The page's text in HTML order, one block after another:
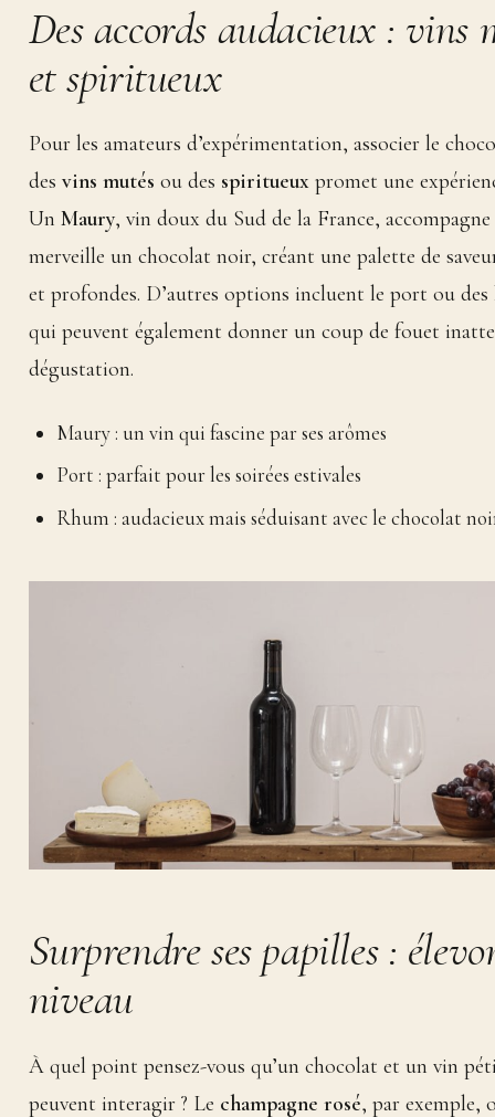
Des accords audacieux : vins
et spiritueux
Pour les amateurs d’expérimentation, associer le
des vins mutés ou des spiritueuxpromet une
Un Maury, vin doux du Sud de la France, accompagne
merveille un chocolat noir, créant une palette de
et profondes. D’autres options incluent le port ou des
qui peuvent également donner un coup de fouet
dégustation.
Maury : un vin qui fascine par ses arômes
Port : parfait pour les soirées estivales
Rhum : audacieux mais séduisant avec le chocolat
Surprendre ses papilles :
niveau
À quel point pensez-vous qu’un chocolat et un vin
peuvent interagir ? Le champagne rosé, par exemple,